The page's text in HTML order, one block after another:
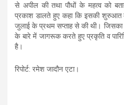
से अपील की तथा पौधों के महत्व को
प्रकाश डालते हुए कहा कि इसकी शुरुआत
जुलाई के प्रथम सप्ताह से की थी। जिसका
के बारे में जागरूक करते हुए प्रकृति व
है।
रिपोर्ट: रमेश जादौन एटा।